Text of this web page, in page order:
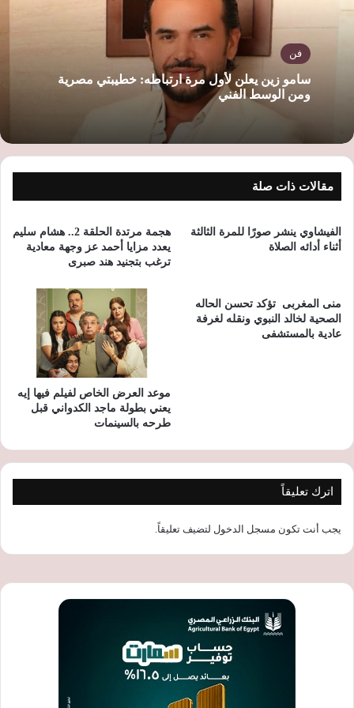
فن
سامو زين يعلن لأول مرة ارتباطه: خطيبتي مصرية
ومن الوسط الفني
مقالات ذات صلة
الفيشاوي ينشر صورًا للمرة الثالثة
أثناء أدائه الصلاة
هجمة مرتدة الحلقة 2.. هشام سليم
يعدد مزايا أحمد عز وجهة معادية
ترغب بتجنيد هند صبرى
منى المغربى تؤكد تحسن الحاله
الصحية لخالد النبوي ونقله لغرفة
عادية بالمستشفى
موعد العرض الخاص لفيلم فيها إيه
يعني بطولة ماجد الكدواني قبل
طرحه بالسينمات
اترك تعليقاً
يجب أنت تكون مسجل الدخول لتضيف تعليقاً.